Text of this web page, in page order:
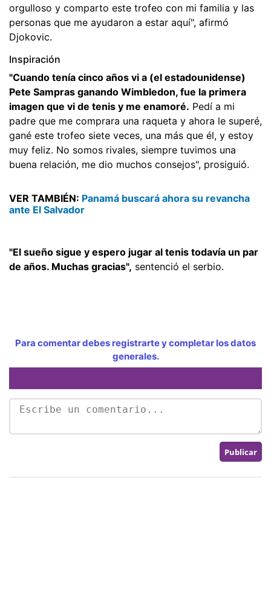
orgulloso y comparto este trofeo con mi familia y las
personas que me ayudaron a estar aquí", afirmó
Djokovic.
Inspiración
"Cuando tenía cinco años vi a (el estadounidense)
Pete Sampras ganando Wimbledon, fue la primera
imagen que vi de tenis y me enamoré. Pedí a mi
padre que me comprara una raqueta y ahora le superé,
gané este trofeo siete veces, una más que él, y estoy
muy feliz. No somos rivales, siempre tuvimos una
buena relación, me dio muchos consejos", prosiguió.
VER TAMBIÉN: Panamá buscará ahora su revancha
ante El Salvador
"El sueño sigue y espero jugar al tenis todavía un par
de años. Muchas gracias", sentenció el serbio.
Para comentar debes registrarte y completar los datos
generales.